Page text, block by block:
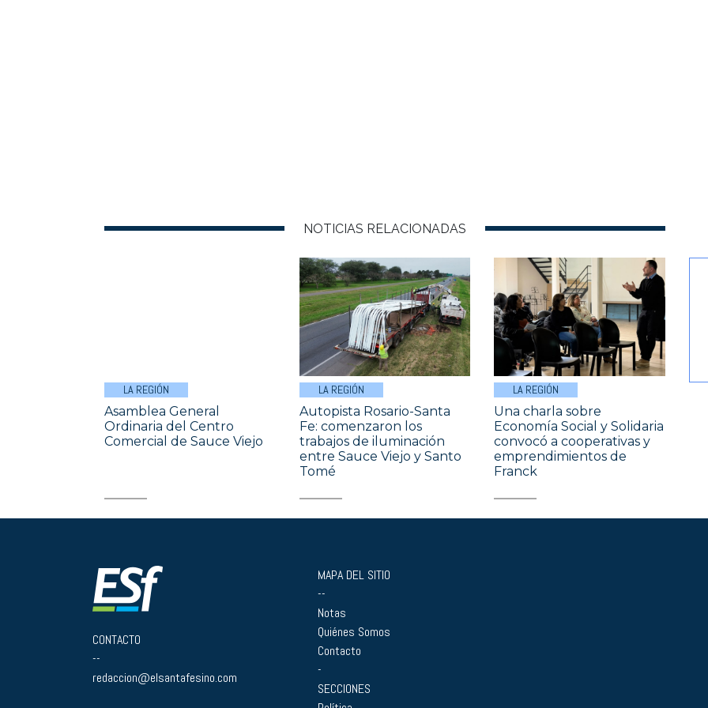
NOTICIAS RELACIONADAS
LA REGIÓN
Asamblea General
Ordinaria del Centro
Comercial de Sauce Viejo
LA REGIÓN
Autopista Rosario-Santa
Fe: comenzaron los
trabajos de iluminación
entre Sauce Viejo y Santo
Tomé
LA REGIÓN
Una charla sobre
Economía Social y Solidaria
convocó a cooperativas y
emprendimientos de
Franck
CONTACTO
--
redaccion@elsantafesino.com
MAPA DEL SITIO
--
Notas
Quiénes Somos
Contacto
-
SECCIONES